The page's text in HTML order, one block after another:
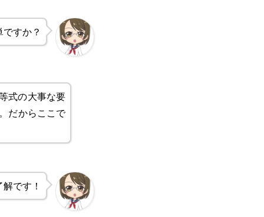
すか？
式の大事な要
だからここで
です！